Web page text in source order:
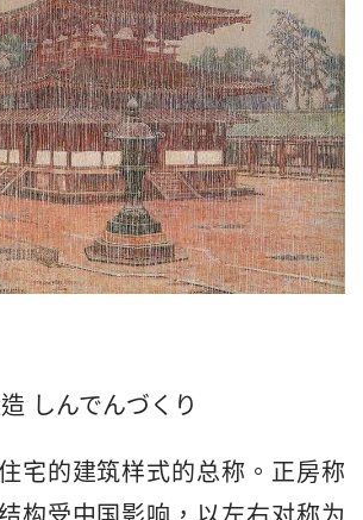
しんでんづくり
宅的建筑样式的总称。正房称